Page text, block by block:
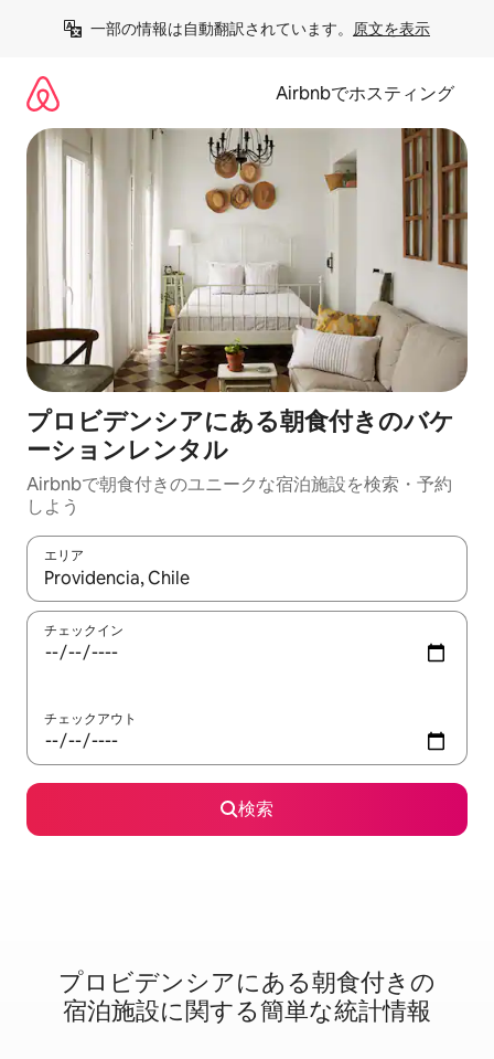
一部の情報は自動翻訳されています。 原文を表示
Airbnbでホスティング
プロビデンシアにある朝食付きのバケ
ーションレンタル
Airbnbで朝食付きのユニークな宿泊施設を検索・予約
しよう
エリア
検索結果が表示されたら、上下の矢印キーを使って移動するか
チェックイン
チェックアウト
検索
プロビデンシアに⁠あ⁠る朝⁠食⁠付⁠き⁠の
宿⁠泊⁠施⁠設⁠に関⁠す⁠る簡⁠単⁠な統⁠計⁠情⁠報